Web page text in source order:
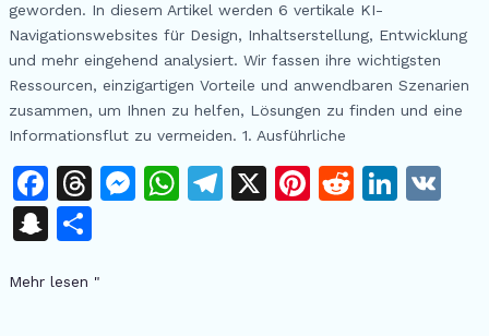
geworden. In diesem Artikel werden 6 vertikale KI-
Navigationswebsites für Design, Inhaltserstellung, Entwicklung
und mehr eingehend analysiert. Wir fassen ihre wichtigsten
Ressourcen, einzigartigen Vorteile und anwendbaren Szenarien
zusammen, um Ihnen zu helfen, Lösungen zu finden und eine
Informationsflut zu vermeiden. 1. Ausführliche
F
a
c
e
T
h
re
a
M W T X Pi R Li V
S
a
T
le
Mehr lesen "